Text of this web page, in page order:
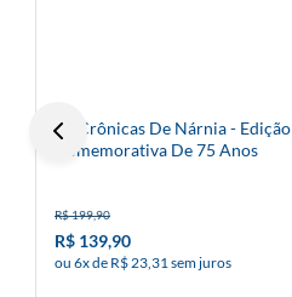
As Crônicas De Nárnia - Edição
Comemorativa De 75 Anos
R$ 199,90
R$ 139,90
ou 6x de R$ 23,31 sem juros